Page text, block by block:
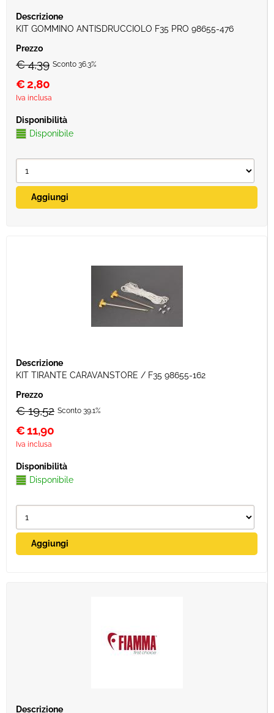
KIT GOMMINO ANTISDRUCCIOLO F35 PRO 98655-476
€ 4,39 Sconto 36.3%
€2,80
Iva inclusa
Disponibile
KIT TIRANTE CARAVANSTORE / F35 98655-162
€ 19,52 Sconto 39.1%
€11,90
Iva inclusa
Disponibile